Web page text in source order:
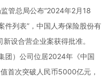
管总局公布“2024年2月18
件列表”，中国人寿保险股份有
设合营企业案获得批准。
团）公司位居2024年《中国
首次突破人民币5000亿元，